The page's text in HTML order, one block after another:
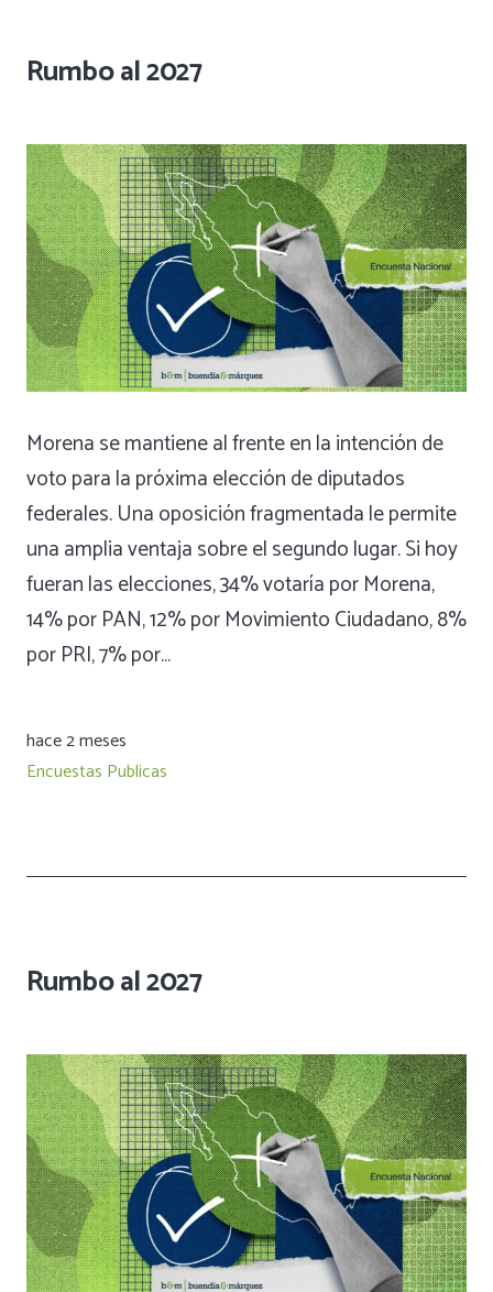
Rumbo al 2027
Morena se mantiene al frente en la intención de
voto para la próxima elección de diputados
federales. Una oposición fragmentada le permite
una amplia ventaja sobre el segundo lugar. Si hoy
fueran las elecciones, 34% votaría por Morena,
14% por PAN, 12% por Movimiento Ciudadano, 8%
por PRI, 7% por…
hace 2 meses
Encuestas Publicas
Rumbo al 2027